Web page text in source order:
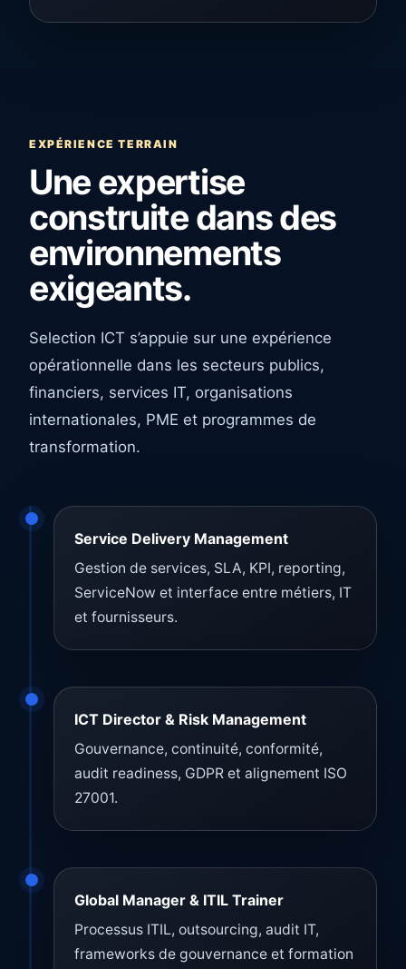
EXPÉRIENCE TERRAIN
Une expertise
construite dans des
environnements
exigeants.
Selection ICT s’appuie sur une expérience
opérationnelle dans les secteurs publics,
financiers, services IT, organisations
internationales, PME et programmes de
transformation.
Service Delivery Management
Gestion de services, SLA, KPI, reporting,
ServiceNow et interface entre métiers, IT
et fournisseurs.
ICT Director & Risk Management
Gouvernance, continuité, conformité,
audit readiness, GDPR et alignement ISO
27001.
Global Manager & ITIL Trainer
Processus ITIL, outsourcing, audit IT,
frameworks de gouvernance et formation